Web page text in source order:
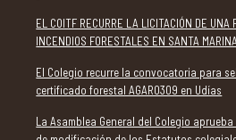
EL COITF RECURRE LA LICITACIÓN DE
INCENDIOS FORESTALES EN SANTA
El Colegio recurre la convocatoria para
certificado forestal AGAR0309 en Udías
La Asamblea General del Colegio